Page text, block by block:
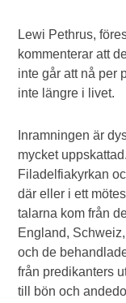
Lewi Pethrus,
kommenterar att
inte går att nå per
inte längre i livet.
Inramningen är
mycket
Filadelfiakyrkan
där eller i ett
talarna kom från
England,
och de
från predikanters
till bön och